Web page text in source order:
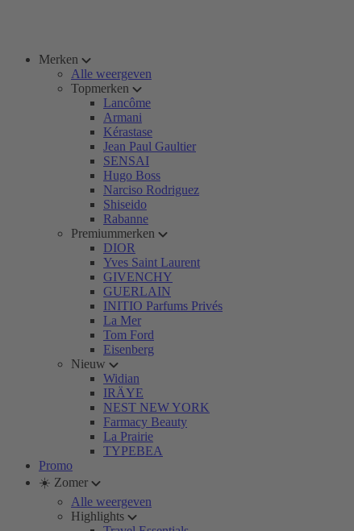
Merken
Alle weergeven
Topmerken
Lancôme
Armani
Kérastase
Jean Paul Gaultier
SENSAI
Hugo Boss
Narciso Rodriguez
Shiseido
Rabanne
Premiummerken
DIOR
Yves Saint Laurent
GIVENCHY
GUERLAIN
INITIO Parfums Privés
La Mer
Tom Ford
Eisenberg
Nieuw
Widian
IRÄYE
NEST NEW YORK
Farmacy Beauty
La Prairie
TYPEBEA
Promo
☀️ Zomer
Alle weergeven
Highlights